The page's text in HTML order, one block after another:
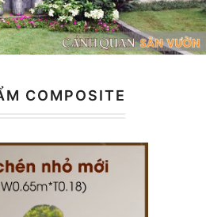
COMPOSITE